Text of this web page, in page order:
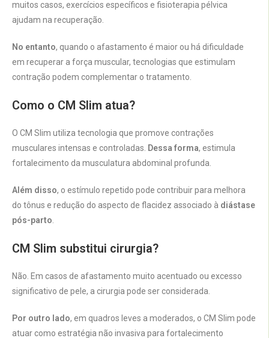
muitos casos, exercícios específicos e fisioterapia pélvica
ajudam na recuperação.
No entanto, quando o afastamento é maior ou há dificuldade
em recuperar a força muscular, tecnologias que estimulam
contração podem complementar o tratamento.
Como o CM Slim atua?
O CM Slim utiliza tecnologia que promove contrações
musculares intensas e controladas. Dessa forma, estimula
fortalecimento da musculatura abdominal profunda.
Além disso, o estímulo repetido pode contribuir para melhora
do tônus e redução do aspecto de flacidez associado à diástase
pós-parto.
CM Slim substitui cirurgia?
Não. Em casos de afastamento muito acentuado ou excesso
significativo de pele, a cirurgia pode ser considerada.
Por outro lado, em quadros leves a moderados, o CM Slim pode
atuar como estratégia não invasiva para fortalecimento